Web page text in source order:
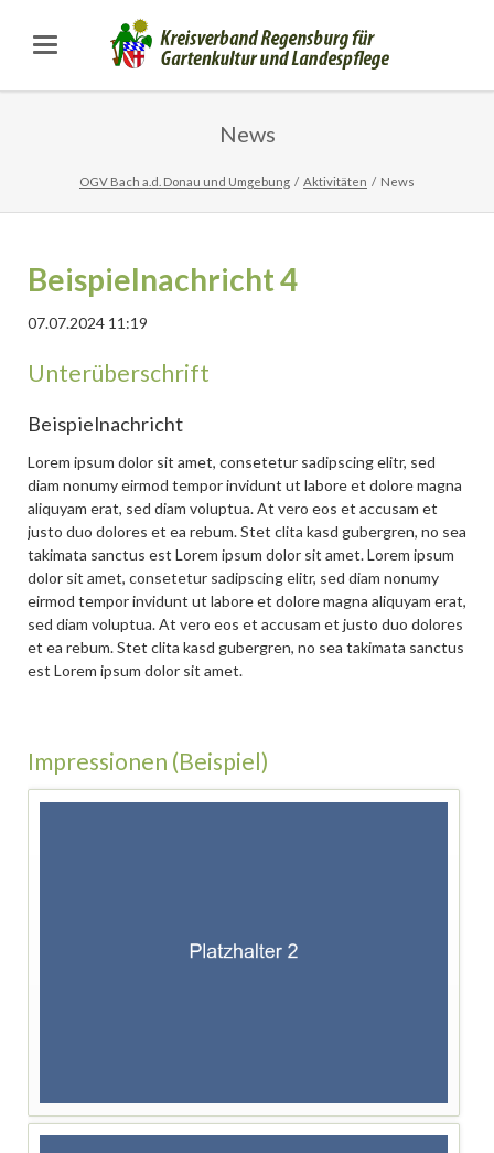
News
OGV Bach a.d. Donau und Umgebung Aktivitäten News
Beispielnachricht 4
07.07.2024 11:19
Unterüberschrift
Beispielnachricht
Lorem ipsum dolor sit amet, consetetur sadipscing elitr, sed
diam nonumy eirmod tempor invidunt ut labore et dolore magna
aliquyam erat, sed diam voluptua. At vero eos et accusam et
justo duo dolores et ea rebum. Stet clita kasd gubergren, no sea
takimata sanctus est Lorem ipsum dolor sit amet. Lorem ipsum
dolor sit amet, consetetur sadipscing elitr, sed diam nonumy
eirmod tempor invidunt ut labore et dolore magna aliquyam erat,
sed diam voluptua. At vero eos et accusam et justo duo dolores
et ea rebum. Stet clita kasd gubergren, no sea takimata sanctus
est Lorem ipsum dolor sit amet.
Impressionen (Beispiel)